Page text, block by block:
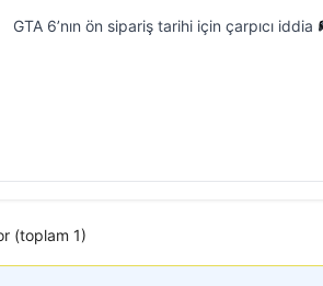
GTA 6’nın ön sipariş tarihi için çarpıcı iddia
(toplam 1)